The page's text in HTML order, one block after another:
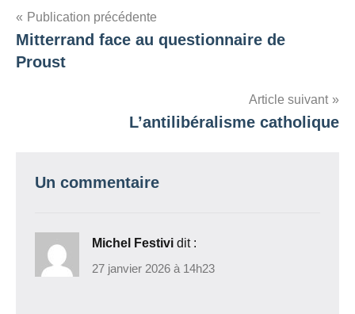
Navigation
de
Publication précédente
Mitterrand face au questionnaire de
Proust
Article suivant
L’antilibéralisme catholique
Un commentaire
Michel Festivi dit :
27 janvier 2026 à 14h23